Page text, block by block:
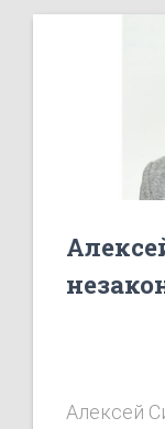
Алексей